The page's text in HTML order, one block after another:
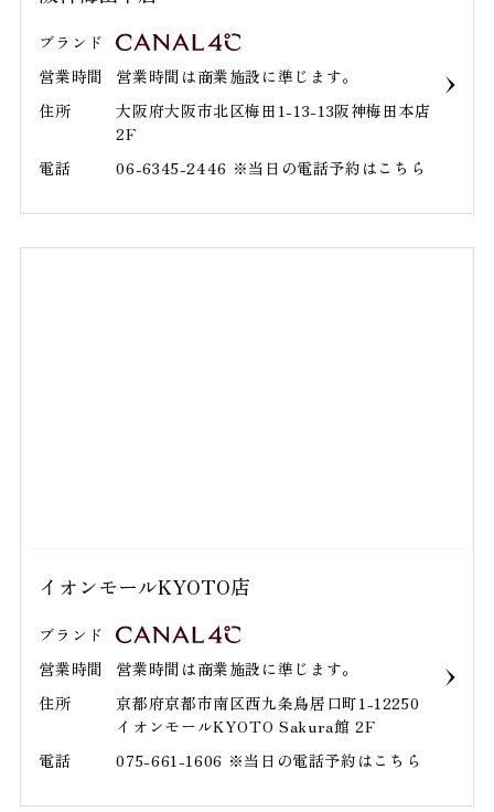
ブランド
営業時間
営業時間は商業施設に準じます。
住所
大阪府大阪市北区梅田1-13-13阪神梅田本店
2F
電話
06-6345-2446 ※当日の電話予約はこちら
イオンモールKYOTO店
ブランド
営業時間
営業時間は商業施設に準じます。
住所
京都府京都市南区西九条鳥居口町1-12250
イオンモールKYOTO Sakura館 2F
電話
075-661-1606 ※当日の電話予約はこちら